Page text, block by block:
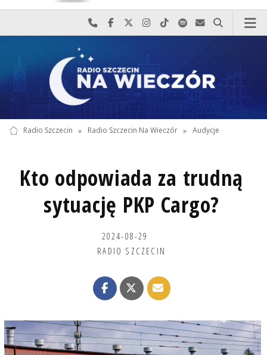
Najlepiej po prostu do nas zadzwoń
Odwiedź nas na Facebook-u
Odwiedź nas na X
Odwiedź nas na Instagram-ie
Odwiedź nas na TikTok-u
Szukaj nas na Spotify
Wyślij do nas
Szukaj
Radio Szczecin » Radio Szczecin Na Wieczór » Audycje
Kto odpowiada za trudną
sytuację PKP Cargo?
2024-08-29
RADIO SZCZECIN